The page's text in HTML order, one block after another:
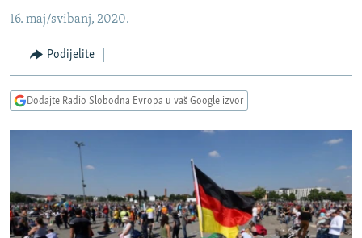
na
navigaciju
Pređite
na
KOSOVO
CRNA GORA
VIDEO
FOTOGALERIJE
INFOGRAFIKE
PODCASTI
RAT U UKRAJINI
KINA NA BALKANU
RSE PRIČE IZ SVIJETA
ISPRIČAJ MI
16. maj/svibanj, 2020.
Podijelite
Dodajte Radio Slobodna Evropa u vaš Google izvor